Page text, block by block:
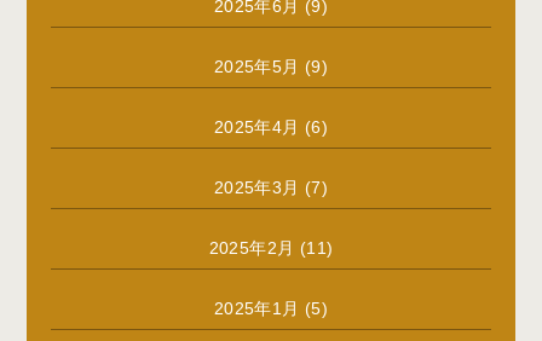
2025年6月 (9)
2025年5月 (9)
2025年4月 (6)
2025年3月 (7)
2025年2月 (11)
2025年1月 (5)